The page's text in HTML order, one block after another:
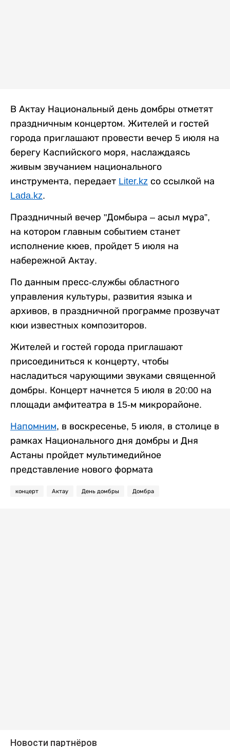
В Актау Национальный день домбры отметят
праздничным концертом. Жителей и гостей
города приглашают провести вечер 5 июля на
берегу Каспийского моря, наслаждаясь
живым звучанием национального
инструмента, передает Liter.kz со ссылкой на
Lada.kz.
Праздничный вечер "Домбыра – асыл мұра”,
на котором главным событием станет
исполнение кюев, пройдет 5 июля на
набережной Актау.
По данным пресс-службы областного
управления культуры, развития языка и
архивов, в праздничной программе прозвучат
кюи известных композиторов.
Жителей и гостей города приглашают
присоединиться к концерту, чтобы
насладиться чарующими звуками священной
домбры. Концерт начнется 5 июля в 20:00 на
площади амфитеатра в 15-м микрорайоне.
Напомним, в воскресенье, 5 июля, в столице в
рамках Национального дня домбры и Дня
Астаны пройдет мультимедийное
представление нового формата
концерт Актау День домбры Домбра